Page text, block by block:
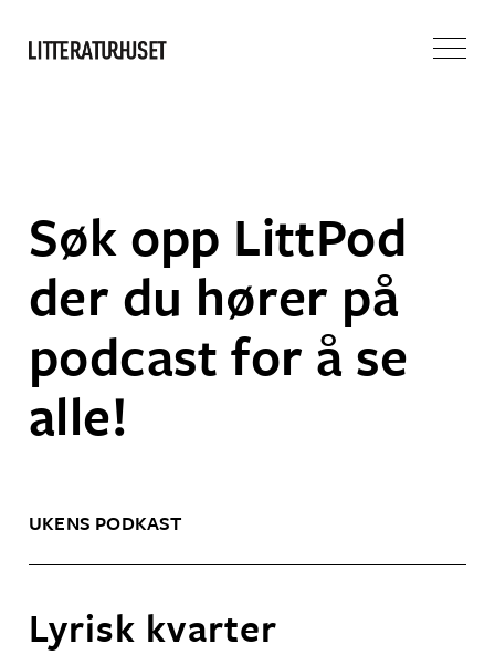
Søk opp LittPod
der du hører på
podcast for å se
alle!
UKENS PODKAST
Lyrisk kvarter